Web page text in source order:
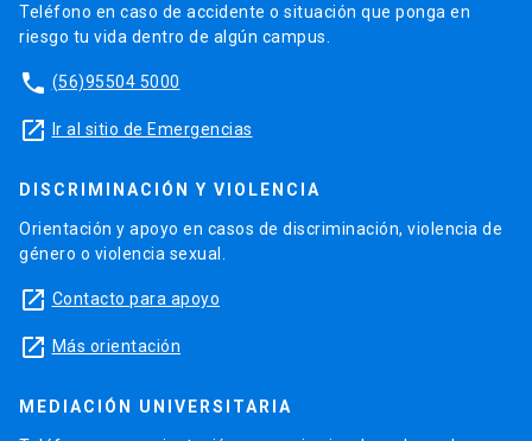
Teléfono en caso de accidente o situación que ponga en
riesgo tu vida dentro de algún campus.
phone (56)95504 5000
launch Ir al sitio de Emergencias
DISCRIMINACIÓN Y VIOLENCIA
Orientación y apoyo en casos de discriminación, violencia de
género o violencia sexual.
launch Contacto para apoyo
launch Más orientación
MEDIACIÓN UNIVERSITARIA